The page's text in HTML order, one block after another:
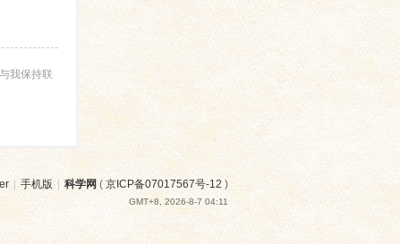
我保持联
| 手机版 科学网 ( 京ICP备07017567号-12)
GMT+8, 2026-8-7 04:11